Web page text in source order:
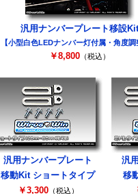
汎用ナンバープレート移設Kit
【小型白色LEDナンバー灯付属・角度調
￥8,800 （税込）
汎用ナンバープレート
移動Kit ショートタイプ
￥3,300（税込）
汎
移